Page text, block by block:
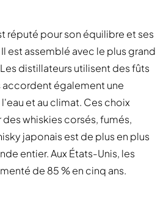
réputé pour son équilibre et ses
est assemblé avec le plus grand
distillateurs utilisent des fûts
accordent également une
et au climat. Ces choix
whiskies corsés, fumés,
japonais est de plus en plus
entier. Aux États-Unis, les
de 85 % en cinq ans.